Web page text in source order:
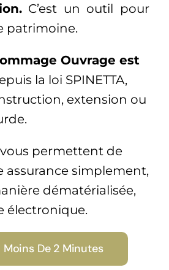
C’est un outil pour
patrimoine.
Ouvrage est
la loi SPINETTA,
extension ou
permettent de
assurance simplement,
dématérialisée,
électronique.
Moins De 2 Minutes